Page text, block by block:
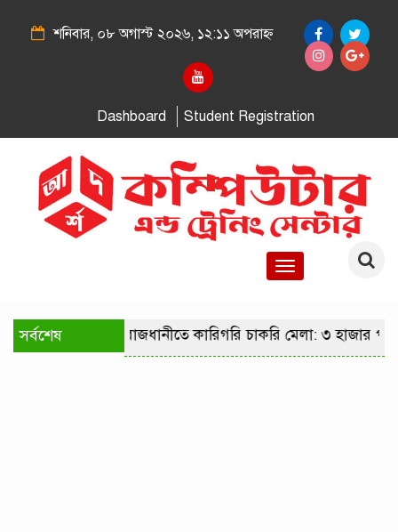
শনিবার, ০৮ অগাস্ট ২০২৬, ১২:১১ অপরাহ্ন
Dashboard Student Registration
Toggle
সর্বশেষ রাজধানীতে কারিগরি চাকরি মেলা: ৩ হাজার